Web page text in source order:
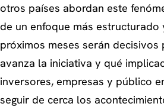
otros países abordan este
de un enfoque más
próximos meses serán
avanza la iniciativa y qué
inversores, empresas y público
seguir de cerca los